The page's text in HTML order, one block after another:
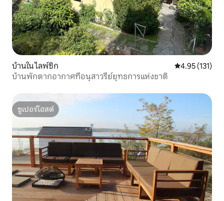
บ้านใน ไลพ์ซิก คะแนนเฉลี่ย
4.95 (131)
บ้านพักตากอากาศที่อนุสาวรีย์ยุทธการแห่งชาติ
ซูเปอร์โฮสต์
ซูเปอร์โฮสต์